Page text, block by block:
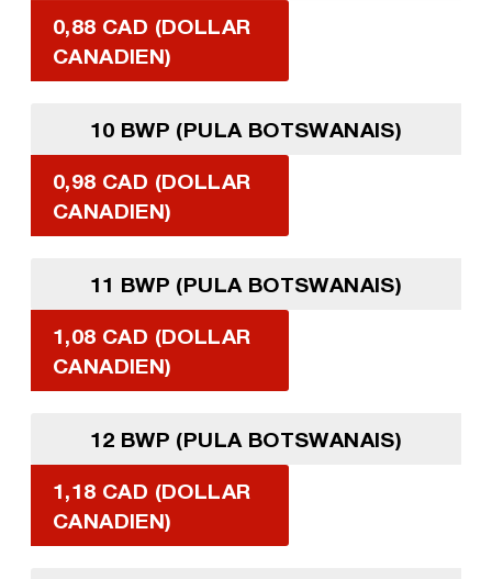
0,88 CAD (DOLLAR
CANADIEN)
10 BWP (PULA BOTSWANAIS)
0,98 CAD (DOLLAR
CANADIEN)
11 BWP (PULA BOTSWANAIS)
1,08 CAD (DOLLAR
CANADIEN)
12 BWP (PULA BOTSWANAIS)
1,18 CAD (DOLLAR
CANADIEN)